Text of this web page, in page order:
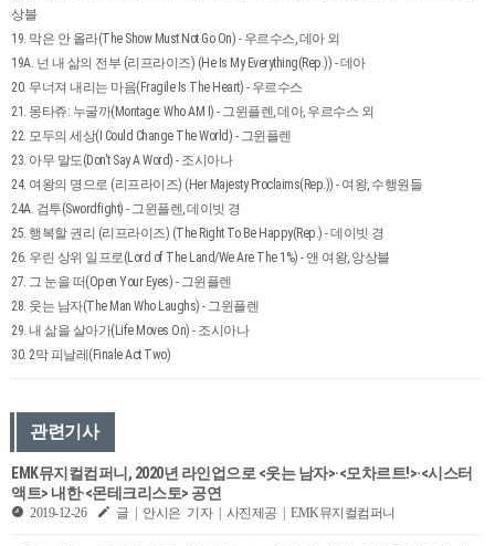
상블
19. 막은 안 올라(The Show Must Not Go On) - 우르수스, 데아 외
19A. 넌 내 삶의 전부 (리프라이즈) (He Is My Everything(Rep.)) - 데아
20. 무너져 내리는 마음(Fragile Is The Heart) - 우르수스
21. 몽타쥬: 누굴까(Montage: Who AM I) - 그윈플렌, 데아, 우르수스 외
22. 모두의 세상(I Could Change The World) - 그윈플렌
23. 아무 말도(Don't Say A Word) - 조시아나
24. 여왕의 명으로 (리프라이즈) (Her Majesty Proclaims(Rep.)) - 여왕, 수행원들
24A. 검투(Swordfight) - 그윈플렌, 데이빗 경
25. 행복할 권리 (리프라이즈) (The Right To Be Happy(Rep.) - 데이빗 경
26. 우린 상위 일프로(Lord of The Land/We Are The 1%) - 앤 여왕, 앙상블
27. 그 눈을 떠(Open Your Eyes) - 그윈플렌
28. 웃는 남자(The Man Who Laughs) - 그윈플렌
29. 내 삶을 살아가(Life Moves On) - 조시아나
30. 2막 피날레(Finale Act Two)
관련기사
EMK뮤지컬컴퍼니, 2020년 라인업으로 <웃는 남자>·<모차르트!>·<시스터
액트> 내한·<몬테크리스토> 공연
2019-12-26 글 | 안시은 기자 | 사진제공 | EMK뮤지컬컴퍼니